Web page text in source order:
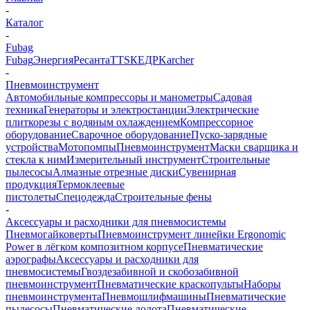
-
Каталог
-
Fubag
FubagЭнергияРесантаTTSКЕДРKarcher
-
Пневмоинструмент
Автомобильные компрессоры и манометрыСадовая
техникаГенераторы и электростанцииЭлектрические
плиткорезы с водяным охлаждениемКомпрессорное
оборудованиеСварочное оборудованиеПуско-зарядные
устройстваМотопомпыПневмоинструментМаски сварщика и
стекла к нимИзмерительный инструментСтроительные
пылесосыАлмазные отрезные дискиСувенирная
продукцияТермоклеевые
пистолетыСпецодеждаСтроительные фены
-
Аксессуары и расходники для пневмосистемы
ПневмогайковертыПневмоинструмент линейки Ergonomic
Power в лёгком композитном корпусеПневматические
аэрографыАксессуары и расходники для
пневмосистемыГвоздезабивной и скобозабивной
пневмоинструментПневматические краскопультыНаборы
пневмоинструментаПневмошлифмашиныПневматические